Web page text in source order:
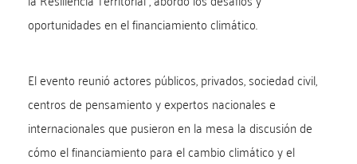
oportunidades en el financiamiento climático.
El evento reunió actores públicos, privados, sociedad civil,
centros de pensamiento y expertos nacionales e
internacionales que pusieron en la mesa la discusión de
cómo el financiamiento para el cambio climático y el